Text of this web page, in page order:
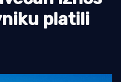
platili